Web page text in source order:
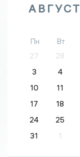
АВГУСТ
Пн Вт
27
28
3
4
10
11
17
18
24
25
31
1